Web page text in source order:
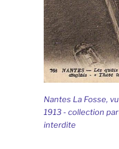
Nantes La Fosse,
1913 - collection
interdite